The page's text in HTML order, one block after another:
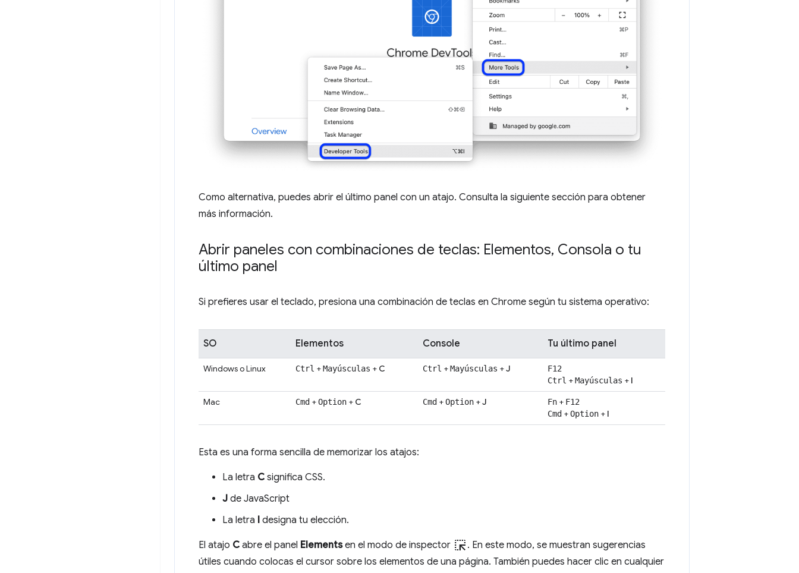
Como alternativa, puedes abrir el último panel con un atajo. Consulta la siguiente sección para obtener
más información.
Abrir paneles con combinaciones de teclas: Elementos, Consola o tu
último panel
Si prefieres usar el teclado, presiona una combinación de teclas en Chrome según tu sistema operativo:
SO Elementos Console Tu último panel
Windows o Linux Ctrl +Mayúsculas + C Ctrl +Mayúsculas +J
F12
Ctrl +Mayúsculas + I
Mac
Cmd +Option + C Cmd +Option +J Fn + F12
Cmd +Option + I
Esta es una forma sencilla de memorizar los atajos:
La letra C significa CSS.
J de JavaScript
La letra I designa tu elección.
El atajo C abre el panel Elementsen el modo de inspector ink_selection . En este modo, se muestran sugerencias
útiles cuando colocas el cursor sobre los elementos de una página. También puedes hacer clic en cualquier